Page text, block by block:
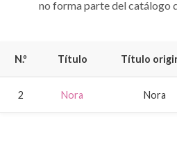
no forma parte del catálogo
N.º Título Título
2 Nora Nora